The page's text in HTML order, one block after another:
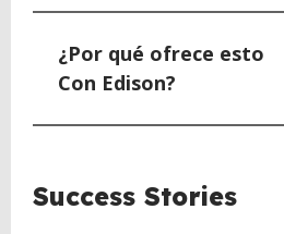
¿Por qué ofrece esto
Con Edison?
BACK
TOSuccess Stories